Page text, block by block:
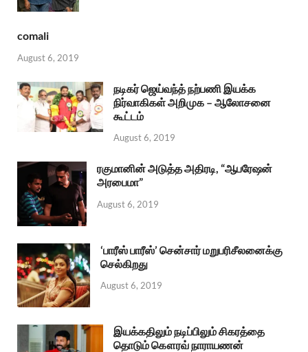
comali
August 6, 2019
நடிகர் ஜெய்வந்த் நற்பணி இயக்க
நிர்வாகிகள் அறிமுக – ஆலோசனை
கூட்டம்
August 6, 2019
ரகுமானின் அடுத்த அதிரடி, “ஆபரேஷன்
அரபைமா”
August 6, 2019
‘பாரீஸ் பாரீஸ்’ சென்சார் மறுபரிசீலனைக்கு
செல்கிறது
August 6, 2019
இயக்கதிலும் நடிப்பிலும் சிகரத்தை
தொடும் கௌரவ் நாராயணன்